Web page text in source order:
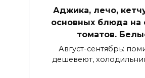
Аджика, лечо,
основных блюда на
томатов.
Август-сентябрь:
дешевеют,